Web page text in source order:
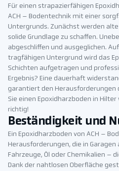
Für einen strapazierfähigen
ACH – Bodentechnik mit einer
Untergrunds. Zunächst werden
solide Grundlage zu schaffen.
abgeschliffen und ausgeglichen.
tragfähigen Untergrund wird das
Schichten aufgetragen und
Ergebnis? Eine dauerhaft
garantiert den Herausforderungen
Sie einen Epoxidharzboden in
richtig!
Beständigkeit und
Ein Epoxidharzboden von ACH –
Herausforderungen, die in
Fahrzeuge, Öl oder Chemikalien –
Dank der nahtlosen Oberfläche